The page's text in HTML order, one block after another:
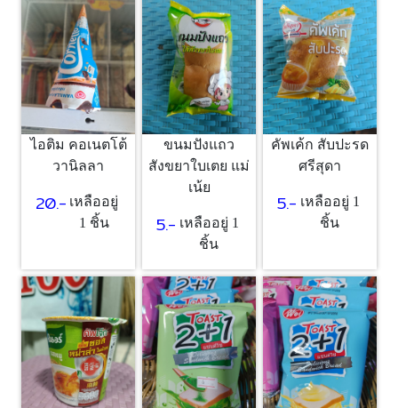
ไอติม คอเนตโต้
วานิลลา
20.- เหลืออยู่
1 ชิ้น
ขนมปังแถว
สังขยาใบเตย แม่
เน้ย
5.- เหลืออยู่ 1
ชิ้น
คัพเค้ก สับปะรด
ศรีสุดา
5.- เหลืออยู่ 1
ชิ้น